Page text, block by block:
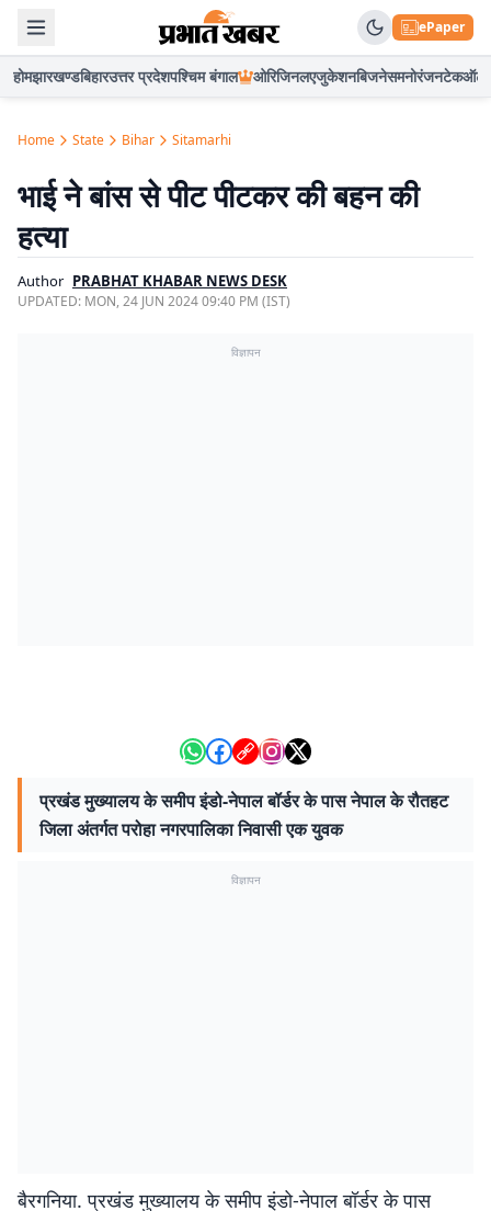
ePaper
होमझारखण्डबिहारउत्तर प्रदेशपश्चिम बंगाल ओरिजिनलएजुकेशनबिजनेसमनोरंजनटेकऑटो
Home State Bihar Sitamarhi
भाई ने बांस से पीट पीटकर की बहन की
हत्या
Author PRABHAT KHABAR NEWS DESK
UPDATED: MON, 24 JUN 2024 09:40 PM (IST)
विज्ञापन
प्रखंड मुख्यालय के समीप इंडो-नेपाल बॉर्डर के पास नेपाल के रौतहट
जिला अंतर्गत परोहा नगरपालिका निवासी एक युवक
विज्ञापन
बैरगनिया. प्रखंड मुख्यालय के समीप इंडो-नेपाल बॉर्डर के पास